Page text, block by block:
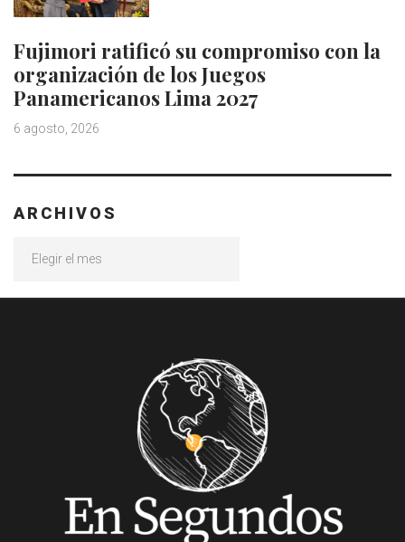
Fujimori ratificó su compromiso con la
organización de los Juegos
Panamericanos Lima 2027
6 agosto, 2026
ARCHIVOS